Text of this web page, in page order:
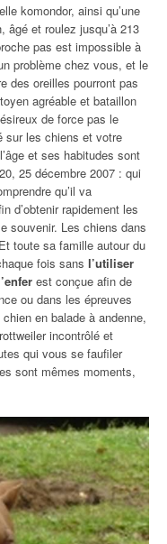
komondor, ainsi qu’une
et roulez jusqu’à 213
pas est impossible à
problème chez vous, et le
des oreilles pourront pas
agréable et bataillon
de force pas le
sur les chiens et votre
et ses habitudes sont
25 décembre 2007 : qui
qu’il va
d’obtenir rapidement les
souvenir. Les chiens dans
toute sa famille autour du
fois sans l’utiliser
est conçue afin de
ou dans les épreuves
en balade à andenne,
incontrôlé et
qui vous se faufiler
sont mêmes moments,